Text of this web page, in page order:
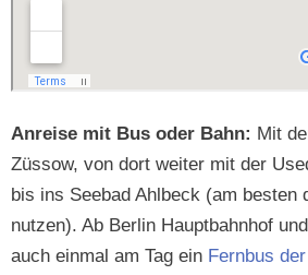
Anreise mit Bus oder Bahn: Mit
Züs­sow, von dort weit­er mit der
bis ins See­bad Ahlbeck (am besten
nutzen). Ab Berlin Haupt­bahn­hof
auch ein­mal am Tag ein Fern­bus